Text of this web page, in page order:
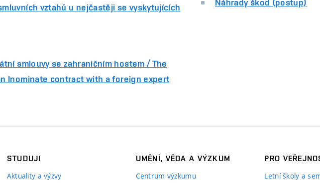
vztahů u nejčastěji se vyskytujících
smlouvy se zahraničním hostem / The
Inominate contract with a foreign expert
Náhrady škod (postup)
STUDUJI
Aktuality a výzvy
UMĚNÍ, VĚDA A VÝZKUM
Centrum výzkumu
PRO
Letní školy a